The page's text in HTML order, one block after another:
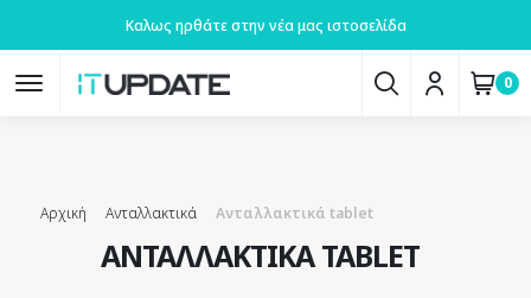
Καλως ηρθάτε στην νέα μας ιστοσελίδα
0
Αρχική Ανταλλακτικά Ανταλλακτικά tablet
ΑΝΤΑΛΛΑΚΤΙΚΆ TABLET